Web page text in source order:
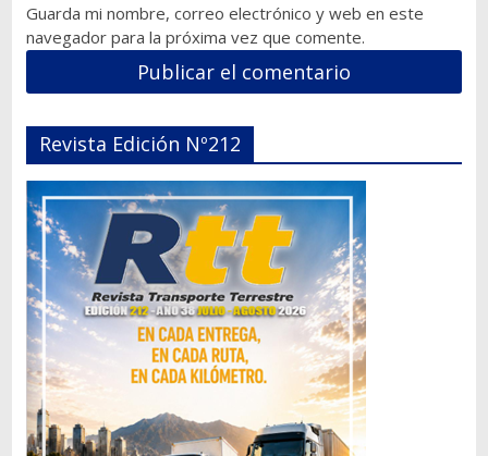
Guarda mi nombre, correo electrónico y web en este
navegador para la próxima vez que comente.
Revista Edición Nº212